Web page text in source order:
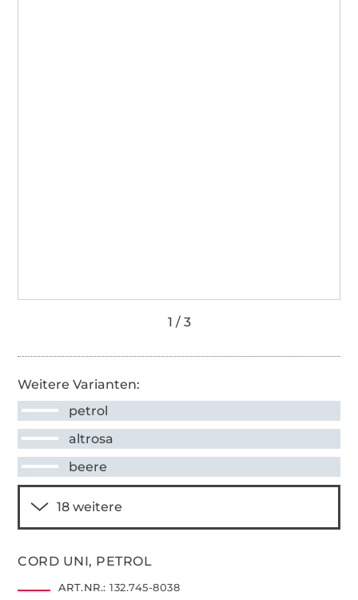
Weitere Varianten:
petrol
altrosa
beere
CORD UNI, PETROL
ART.NR.: 132.745-8038